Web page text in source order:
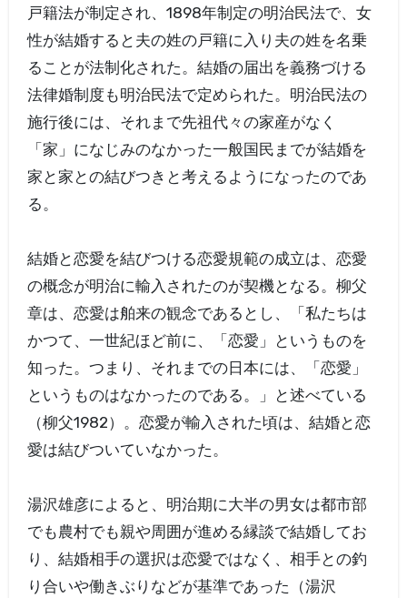
戸籍法が制定され、1898年制定の明治民法で、女
性が結婚すると夫の姓の戸籍に入り夫の姓を名乗
ることが法制化された。結婚の届出を義務づける
法律婚制度も明治民法で定められた。明治民法の
施行後には、それまで先祖代々の家産がなく
「家」になじみのなかった一般国民までが結婚を
家と家との結びつきと考えるようになったのであ
る。
結婚と恋愛を結びつける恋愛規範の成立は、恋愛
の概念が明治に輸入されたのが契機となる。柳父
章は、恋愛は舶来の観念であるとし、「私たちは
かつて、一世紀ほど前に、「恋愛」というものを
知った。つまり、それまでの日本には、「恋愛」
というものはなかったのである。」と述べている
（柳父1982）。恋愛が輸入された頃は、結婚と恋
愛は結びついていなかった。
湯沢雄彦によると、明治期に大半の男女は都市部
でも農村でも親や周囲が進める縁談で結婚してお
り、結婚相手の選択は恋愛ではなく、相手との釣
り合いや働きぶりなどが基準であった（湯沢